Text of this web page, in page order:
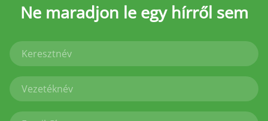
Ne maradjon le egy hírről sem